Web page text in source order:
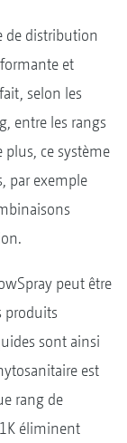
de distribution
et
selon les
entre les rangs
plus, ce système
par exemple
peut être
produits
sont ainsi
est
rang de
éliminent